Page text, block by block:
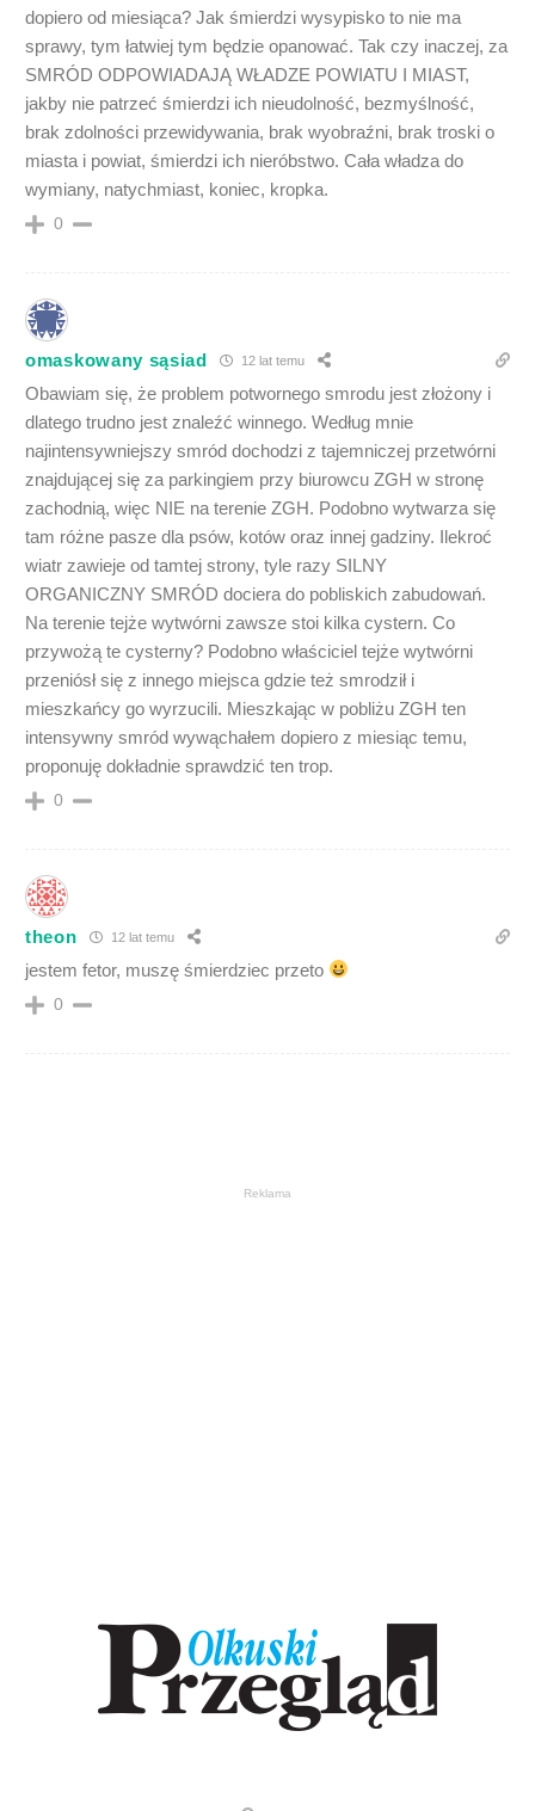
dopiero od miesiąca? Jak śmierdzi wysypisko to nie ma
sprawy, tym łatwiej tym będzie opanować. Tak czy inaczej, za
SMRÓD ODPOWIADAJĄ WŁADZE POWIATU I MIAST,
jakby nie patrzeć śmierdzi ich nieudolność, bezmyślność,
brak zdolności przewidywania, brak wyobraźni, brak troski o
miasta i powiat, śmierdzi ich nieróbstwo. Cała władza do
wymiany, natychmiast, koniec, kropka.
0
omaskowany sąsiad 12 lat temu
Obawiam się, że problem potwornego smrodu jest złożony i
dlatego trudno jest znaleźć winnego. Według mnie
najintensywniejszy smród dochodzi z tajemniczej przetwórni
znajdującej się za parkingiem przy biurowcu ZGH w stronę
zachodnią, więc NIE na terenie ZGH. Podobno wytwarza się
tam różne pasze dla psów, kotów oraz innej gadziny. Ilekroć
wiatr zawieje od tamtej strony, tyle razy SILNY
ORGANICZNY SMRÓD dociera do pobliskich zabudowań.
Na terenie tejże wytwórni zawsze stoi kilka cystern. Co
przywożą te cysterny? Podobno właściciel tejże wytwórni
przeniósł się z innego miejsca gdzie też smrodził i
mieszkańcy go wyrzucili. Mieszkając w pobliżu ZGH ten
intensywny smród wywąchałem dopiero z miesiąc temu,
proponuję dokładnie sprawdzić ten trop.
0
theon 12 lat temu
jestem fetor, muszę śmierdziec przeto
0
Reklama